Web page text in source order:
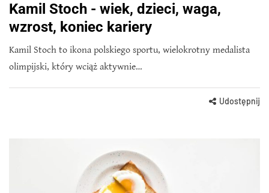
Kamil Stoch - wiek, dzieci, waga,
wzrost, koniec kariery
Kamil Stoch to ikona polskiego sportu, wielokrotny medalista
olimpijski, który wciąż aktywnie…
Udostępnij